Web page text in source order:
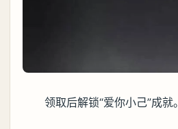
领取后解锁“爱你小己”成就。